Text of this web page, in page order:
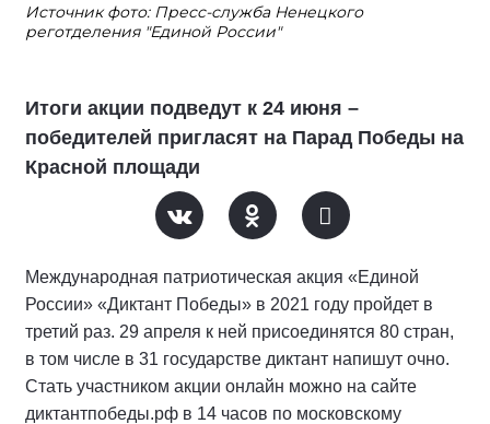
Источник фото: Пресс-служба Ненецкого
реготделения "Единой России"
Итоги акции подведут к 24 июня –
победителей пригласят на Парад Победы на
Красной площади
Международная патриотическая акция «Единой
России» «Диктант Победы» в 2021 году пройдет в
третий раз. 29 апреля к ней присоединятся 80 стран,
в том числе в 31 государстве диктант напишут очно.
Стать участником акции онлайн можно на сайте
диктантпобеды.рф в 14 часов по московскому